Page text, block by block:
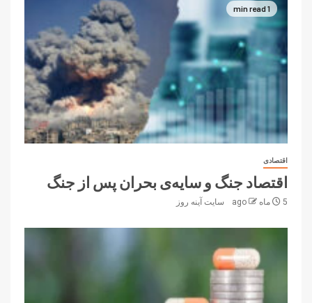
1 min read
اقتصادی
اقتصاد جنگ و سایه‌ی بحران پس از جنگ
5 ماه ago سایت آینه‌ روز